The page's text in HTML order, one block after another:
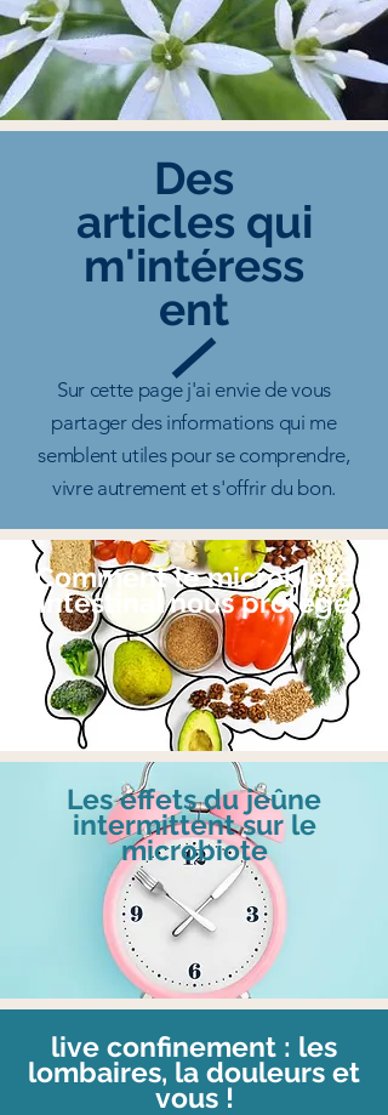
Des
articles qui
m'intéress
ent
Sur cette page j'ai envie de vous
partager des informations qui me
semblent utiles pour se comprendre,
vivre autrement et s'offrir du bon.
Comment le microbiote
intestinal nous protège
Les effets du jeûne
intermittent sur le
microbiote
live confinement : les
lombaires, la douleurs et
vous !